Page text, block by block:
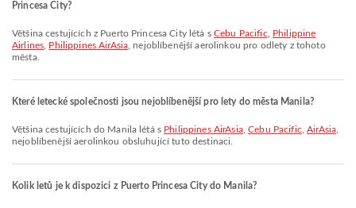
Princesa City?
Většina cestujících z Puerto Princesa City létá sCebu Pacific
Philippine
Airlines Philippines AirAsia , nejoblíbenější aerolinkou pro odlety z tohoto
města.
Které letecké společnosti jsou nejoblíbenější pro lety do města Manila?
Většina cestujících do Manila létá s Philippines AirAsia,Cebu Pacific ,AirAsia
nejoblíbenější aerolinkou obsluhující tuto destinaci.
Kolik letů je k dispozici z Puerto Princesa City do Manila?